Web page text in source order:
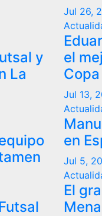
y
La
Jul 26,
el
Jul 13,
en
Jul 5,
El